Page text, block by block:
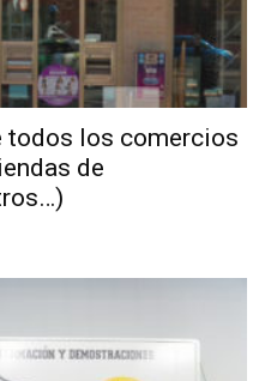
todos los comercios
de